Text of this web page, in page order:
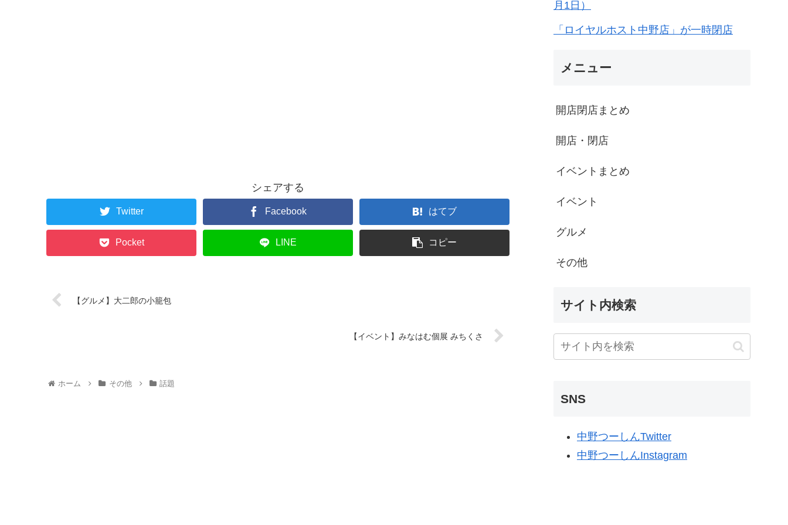
シェアする
Twitter Facebook はてブ
Pocket LINE コピー
【グルメ】大二郎の小籠包
【イベント】みなはむ個展 みちくさ
ホーム その他 話題
月1日）
「ロイヤルホスト中野店」が一時閉店
メニュー
開店閉店まとめ
開店・閉店
イベントまとめ
イベント
グルメ
その他
サイト内検索
SNS
中野つーしんTwitter
中野つーしんInstagram